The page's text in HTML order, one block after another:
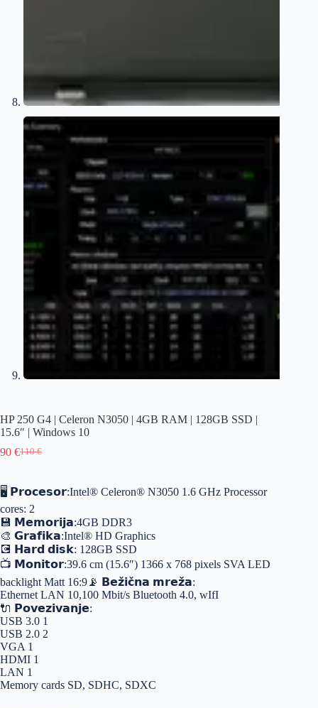
HP 250 G4 | Celeron N3050 | 4GB RAM | 128GB SSD |
15.6″ | Windows 10
110€
90 €
🖥️ 𝗣𝗿𝗼𝗰𝗲𝘀𝗼𝗿:Intel® Celeron® N3050 1.6 GHz Processor
cores: 2
💾 𝗠𝗲𝗺𝗼𝗿𝗶𝗷𝗮:4GB DDR3
🎨 𝗚𝗿𝗮𝗳𝗶𝗸𝗮:Intel® HD Graphics
💽 𝗛𝗮𝗿𝗱 𝗱𝗶𝘀𝗸: 128GB SSD
📺 𝗠𝗼𝗻𝗶𝘁𝗼𝗿:39.6 cm (15.6″) 1366 x 768 pixels SVA LED
backlight Matt 16:9📡 𝗕𝗲𝘇̌𝗶𝗰̌𝗻𝗮 𝗺𝗿𝗲𝘇̌𝗮:
Ethernet LAN 10,100 Mbit/s Bluetooth 4.0, wIfI
🔌 𝗣𝗼𝘃𝗲𝘇𝗶𝘃𝗮𝗻𝗷𝗲:
USB 3.0 1
USB 2.0 2
VGA 1
HDMI 1
LAN 1
Memory cards SD, SDHC, SDXC